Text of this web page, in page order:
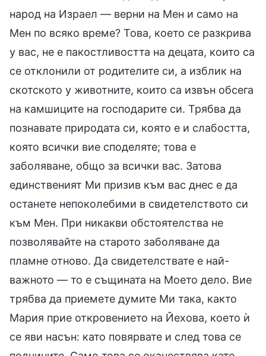
народ на Израел — верни на Мен и само на
Мен по всяко време? Това, което се разкрива
у вас, не е пакостливостта на децата, които са
се отклонили от родителите си, а изблик на
скотското у животните, които са извън обсега
на камшиците на господарите си. Трябва да
познавате природата си, която е и слабостта,
която всички вие споделяте; това е
заболяване, общо за всички вас. Затова
единственият Ми призив към вас днес е да
останете непоколебими в свидетелството си
към Мен. При никакви обстоятелства не
позволявайте на старото заболяване да
пламне отново. Да свидетелствате е най-
важното — то е същината на Моето дело. Вие
трябва да приемете думите Ми така, както
Мария прие откровението на Йехова, което ѝ
се яви насън: като повярвате и след това се